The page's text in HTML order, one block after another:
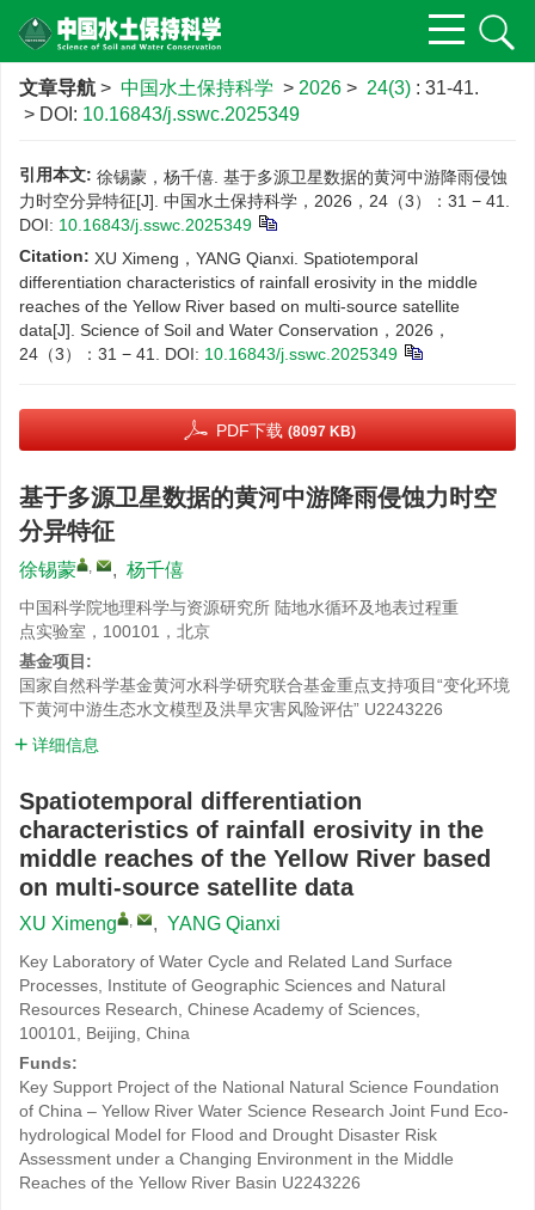
文章导航 > 中国水土保持科学 > 2026 > 24(3) : 31-41.
> DOI: 10.16843/j.sswc.2025349
引用本文: 徐锡蒙，杨千僖. 基于多源卫星数据的黄河中游降雨侵蚀
力时空分异特征[J]. 中国水土保持科学，2026，24（3）：31 − 41.
DOI: 10.16843/j.sswc.2025349
Citation: XU Ximeng，YANG Qianxi. Spatiotemporal
differentiation characteristics of rainfall erosivity in the middle
reaches of the Yellow River based on multi-source satellite
data[J]. Science of Soil and Water Conservation，2026，
24（3）：31 − 41.
DOI: 10.16843/j.sswc.2025349
PDF下载 (8097 KB)
基于多源卫星数据的黄河中游降雨侵蚀力时空
分异特征
徐锡蒙 , , 杨千僖
中国科学院地理科学与资源研究所 陆地水循环及地表过程重
点实验室，100101，北京
基金项目:
国家自然科学基金黄河水科学研究联合基金重点支持项目“变化环境
下黄河中游生态水文模型及洪旱灾害风险评估” U2243226
详细信息
Spatiotemporal differentiation
characteristics of rainfall erosivity in the
middle reaches of the Yellow River based
on multi-source satellite data
XU Ximeng , , YANG Qianxi
Key Laboratory of Water Cycle and Related Land Surface
Processes, Institute of Geographic Sciences and Natural
Resources Research, Chinese Academy of Sciences,
100101, Beijing, China
Funds:
Key Support Project of the National Natural Science Foundation
of China – Yellow River Water Science Research Joint Fund Eco-
hydrological Model for Flood and Drought Disaster Risk
Assessment under a Changing Environment in the Middle
Reaches of the Yellow River Basin U2243226